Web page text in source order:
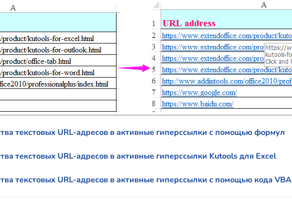
текстовых URL-адресов в активные гиперссылки с помощью формул
текстовых URL-адресов в активные гиперссылки Kutools для Excel
текстовых URL-адресов в активные гиперссылки с помощью кода VBA